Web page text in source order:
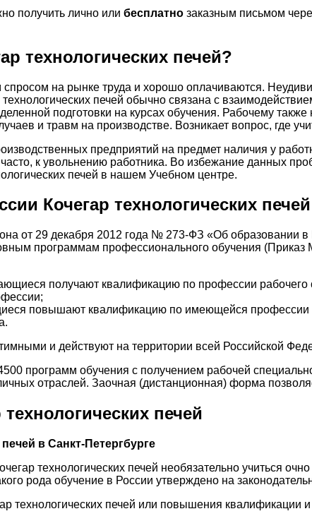
получить лично илибесплатно заказным письмом
технологических печей?
на рынке труда и хорошо оплачиваются.
печей обычно связана с
подготовки на курсах обучения. Рабочему
и травм на производстве. Возникает вопрос, где
предприятий на предмет наличия у
к увольнению работника. Во избежание данных
печей в нашем Учебном центре.
Кочегар технологических печей
от 29 декабря 2012 года № 273-ФЗ «Об образовании
программам профессионального обучения
получают квалификацию по профессии рабочего
повышают квалификацию по имеющейся профессии
и действуют на территории всей Российской
программ обучения с получением рабочей
отраслей. Заочная (дистанционная) форма
печей
в Санкт-Петергбурге
технологических печей необязательно учиться
рода обучение в России утверждено на
технологических печей или повышения квалификации